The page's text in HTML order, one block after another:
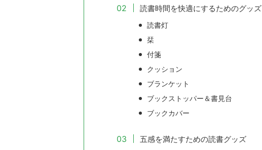
読書時間を快適にするためのグッズ
読書灯
栞
付箋
クッション
ブランケット
ブックストッパー＆書見台
ブックカバー
五感を満たすための読書グッズ